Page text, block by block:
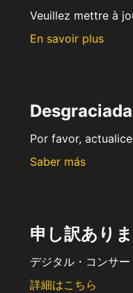
Veuillez mettre à
En savoir plus
Por favor,
Saber más
申し訳あり
デジタル・コンサ
詳細はこちら